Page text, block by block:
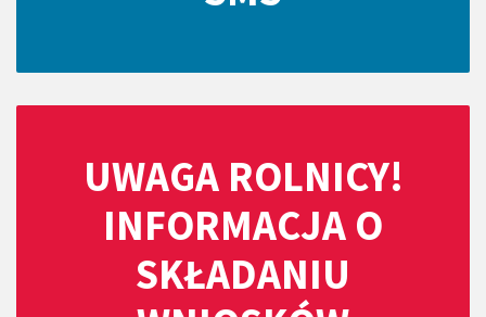
UWAGA ROLNICY!
INFORMACJA O
SKŁADANIU